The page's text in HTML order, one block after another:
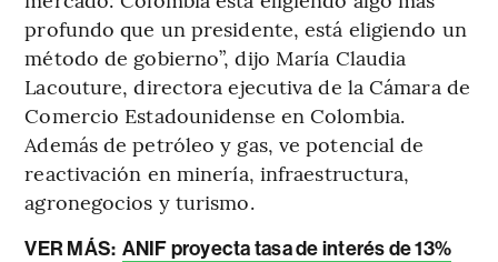
profundo que un presidente, está eligiendo un
método de gobierno”, dijo María Claudia
Lacouture, directora ejecutiva de la Cámara de
Comercio Estadounidense en Colombia.
Además de petróleo y gas, ve potencial de
reactivación en minería, infraestructura,
agronegocios y turismo.
VER MÁS: ANIF proyecta tasa de interés de 13%